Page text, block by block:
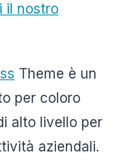
il nostro
Theme è un
per coloro
alto livello per
aziendali.